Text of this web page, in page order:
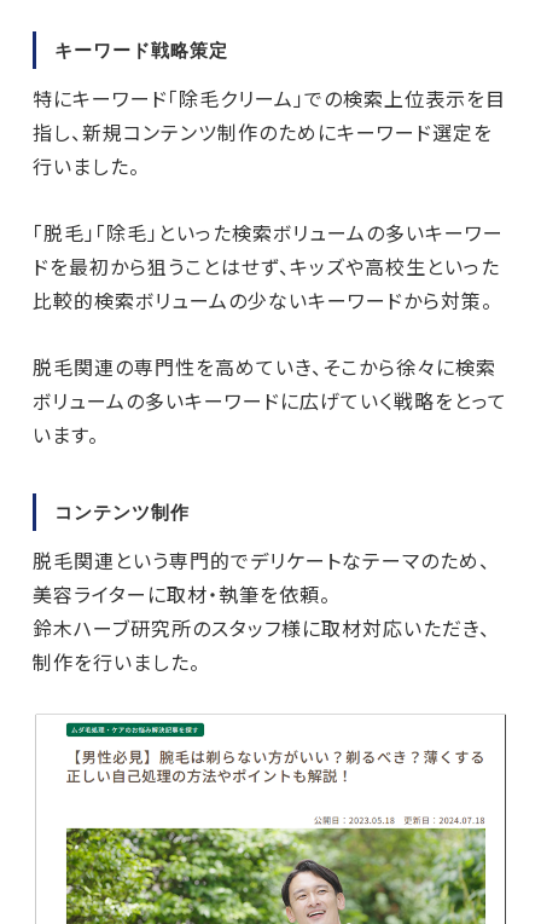
キーワード戦略策定
特にキーワード「除毛クリーム」での検索上位表示を目
指し、新規コンテンツ制作のためにキーワード選定を
行いました。
「脱毛」「除毛」といった検索ボリュームの多いキーワー
ドを最初から狙うことはせず、キッズや高校生といった
比較的検索ボリュームの少ないキーワードから対策。
脱毛関連の専門性を高めていき、そこから徐々に検索
ボリュームの多いキーワードに広げていく戦略をとって
います。
コンテンツ制作
脱毛関連という専門的でデリケートなテーマのため、
美容ライターに取材・執筆を依頼。
鈴木ハーブ研究所のスタッフ様に取材対応いただき、
制作を行いました。